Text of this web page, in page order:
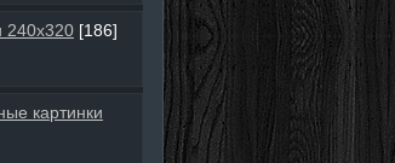
240х320 [186]
картинки